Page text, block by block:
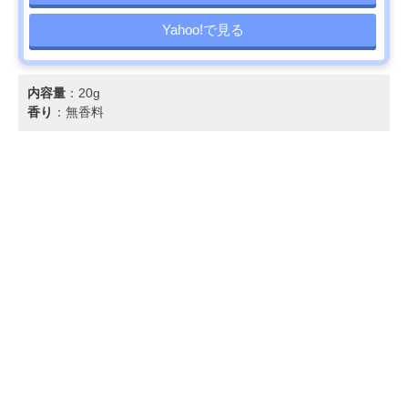
Yahoo!で見る
内容量 ：20g
香り ：無香料